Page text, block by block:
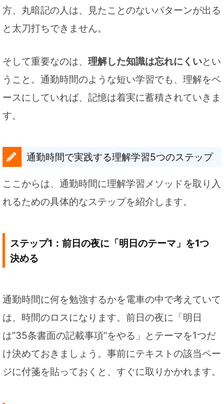
方、丸暗記の人は、見たことのないパターンが出る
と太刀打ちできません。
そして重要なのは、 理解した知識は忘れにくいとい
うこと。通勤時間のような短い学習でも、理解をベ
ースにしていれば、記憶は着実に蓄積されていきま
す。
通勤時間で実践する理解学習5つのステップ
ここからは、通勤時間に理解学習メソッドを取り入
れるための具体的なステップを紹介します。
ステップ1：前日の夜に「明日のテーマ」を1つ
決める
通勤時間に何を勉強するかを電車の中で考えていて
は、時間のロスになります。前日の夜に「明日
は”35条書面の記載事項”をやる」とテーマを1つだ
け決めておきましょう。事前にテキストの該当ペー
ジに付箋を貼っておくと、すぐに取りかかれます。